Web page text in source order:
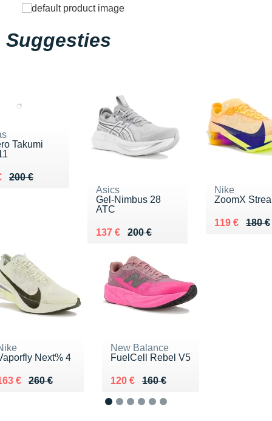
Suggesties
Takumi
200 €
de 200 €
148 €
Asics
Gel-Nimbus 28
ATC
200 €
Au lieu de 200 €
137 €
Vendu 137 €
Nike
ZoomX
180 €
Au lieu de
119 €
Vendu 119 €
Next% 4
260 €
lieu de 260 €
€ 163 €
New Balance
FuelCell Rebel V5
160 €
Au lieu de 160 €
120 €
Vendu 120 €